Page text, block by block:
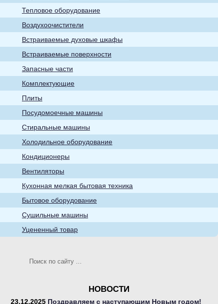
Хозяйственно-
бытовые товары
Кухонная мелкая
бытовая техника
Телевизоры
Тепловое оборудование
Воздухоочистители
Встраиваемые духовые шкафы
Встраиваемые поверхности
Запасные части
Комплектующие
Плиты
Посудомоечные машины
Стиральные машины
Холодильное оборудование
Кондиционеры
Вентиляторы
Кухонная мелкая бытовая техника
Бытовое оборудование
Сушильные машины
Уцененный товар
НОВОСТИ
23.12.2025 Поздравляем с наступающим Новым годом!